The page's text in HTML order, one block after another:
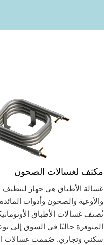
مكثف لغسالات الصحون
غسالة الأطباق هي جهاز لتنظيف
والأوعية والصحون وأدوات المائدة
تُصنف غسالات الأطباق
المتوفرة حاليًا في السوق إلى
سكني وتجاري. صُممت غسالات